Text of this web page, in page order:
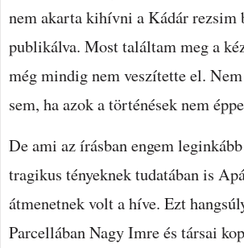
nem akarta kihívni a Kádár
publikálva. Most találtam meg a
még mindig nem veszítette el.
sem, ha azok a történések nem
De ami az írásban engem
tragikus tényeknek tudatában is
átmenetnek volt a híve. Ezt
Parcellában Nagy Imre és társai